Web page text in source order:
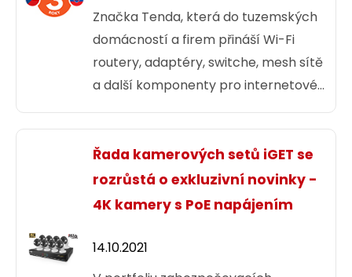
Značka Tenda, která do tuzemských
domácností a firem přináší Wi-Fi
routery, adaptéry, switche, mesh sítě
a další komponenty pro internetové
pokrytí,zavádí pro své zákazníky
od 1.6.2022 benefit v podobě
prodloužené tříleté záruky.
Řada kamerových setů iGET se
rozrůstá o exkluzivní novinky -
4K kamery s PoE napájením
14.10.2021